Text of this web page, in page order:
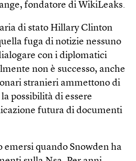
fondatore di WikiLeaks.
di stato Hillary Clinton
fuga di notizie nessuno
con i diplomatici
non è successo, anche
stranieri ammettono di
possibilità di essere
futura di documenti
emersi quando Snowden ha